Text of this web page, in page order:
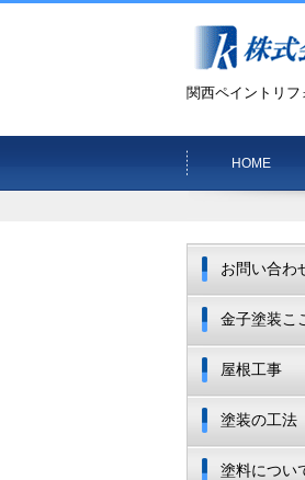
関西ペイントリ
HOME
お問い合わ
金子塗装こ
屋根工事
塗装の工法
塗料につい